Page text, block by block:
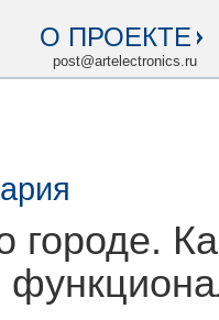
О ПРОЕКТЕ
post@artelectronics.ru
городе.